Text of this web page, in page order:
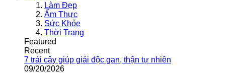
Làm Đẹp
Ẩm Thực
Sức Khỏe
Thời Trang
Featured
Recent
7 trái cây giúp giải độc gan, thận tự nhiên
09/20/2026